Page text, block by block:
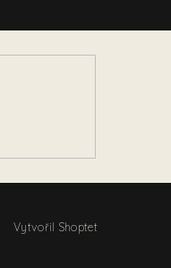
Vytvořil Shoptet